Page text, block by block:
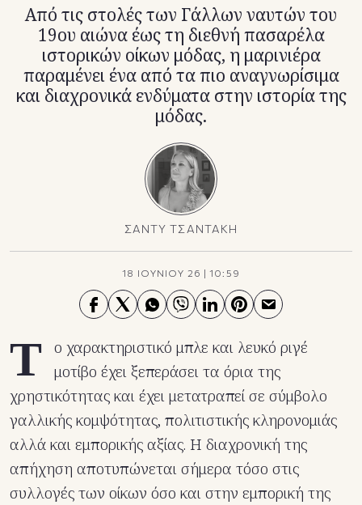
Από τις στολές των Γάλλων ναυτών του
19ου αιώνα έως τη διεθνή πασαρέλα
ιστορικών οίκων μόδας, η μαρινιέρα
παραμένει ένα από τα πιο αναγνωρίσιμα
και διαχρονικά ενδύματα στην ιστορία της
μόδας.
ΣΑΝΤΥ ΤΣΑΝΤΑΚΗ
18 ΙΟΥΝΙΟΥ 26 |10:59
Τ ο χαρακτηριστικό μπλε και λευκό ριγέ
μοτίβο έχει ξεπεράσει τα όρια της
χρηστικότητας και έχει μετατραπεί σε σύμβολο
γαλλικής κομψότητας, πολιτιστικής κληρονομιάς
αλλά και εμπορικής αξίας. Η διαχρονική της
απήχηση αποτυπώνεται σήμερα τόσο στις
συλλογές των οίκων όσο και στην εμπορική της